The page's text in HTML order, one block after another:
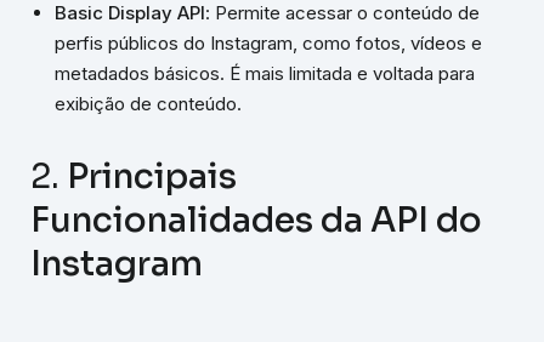
Basic Display API: Permite acessar o conteúdo de
perfis públicos do Instagram, como fotos, vídeos e
metadados básicos. É mais limitada e voltada para
exibição de conteúdo.
2. Principais
Funcionalidades da API do
Instagram